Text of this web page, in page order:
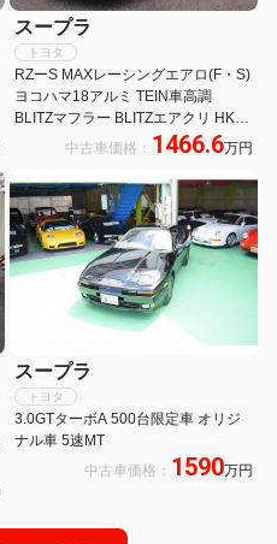
スープラ
トヨタ
RZーS MAXレーシングエアロ(F・S)
ヨコハマ18アルミ TEIN車高調
BLITZマフラー BLITZエアクリ HKS
インタークーラー BLITZブースト・
中古車価格： 1466.6万円
スープラ
トヨタ
3.0GTターボA 500台限定車 オリジ
ナル車 5速MT
中古車価格： 1590万円